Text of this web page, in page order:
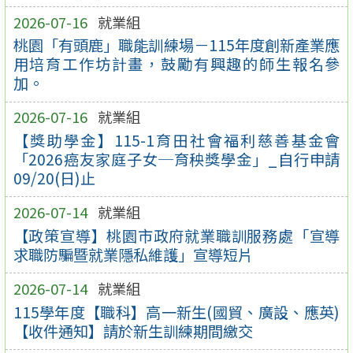
2026-07-16 就業組
桃園「有頭鹿」職能訓練場－115年度創新產業應
用培育工作坊計畫，鼓勵有興趣的師生報名參
加。
2026-07-16 就業組
【獎助學金】115-1育田社會福利慈善基金會
「2026癌友家庭子女─育秧獎學金」_自行申請
09/20(日)止
2026-07-14 就業組
【政策宣導】桃園市政府就業職訓服務處「宣導
求職防騙暨就業隱私維護」宣導短片
2026-07-14 就業組
115學年度【職科】高一新生(國貿、廣設、應英)
【收件通知】請於新生訓練期間繳交